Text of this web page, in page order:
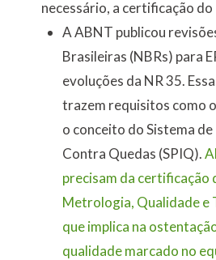
necessário, a certificação
A ABNT publicou
Brasileiras (NBRs) para
evoluções da NR 35.
trazem requisitos como
o conceito do Sistema
Contra Quedas (SPIQ).
precisam da
Metrologia, Qualidade e
que implica na
qualidade marcado no